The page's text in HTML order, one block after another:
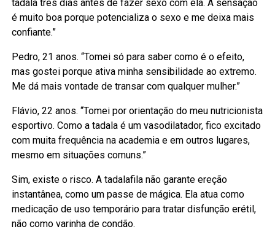
tadala três dias antes de fazer sexo com ela. A sensação
é muito boa porque potencializa o sexo e me deixa mais
confiante.”
Pedro, 21 anos. “Tomei só para saber como é o efeito,
mas gostei porque ativa minha sensibilidade ao extremo.
Me dá mais vontade de transar com qualquer mulher.”
Flávio, 22 anos. “Tomei por orientação do meu nutricionista
esportivo. Como a tadala é um vasodilatador, fico excitado
com muita frequência na academia e em outros lugares,
mesmo em situações comuns.”
Sim, existe o risco. A tadalafila não garante ereção
instantânea, como um passe de mágica. Ela atua como
medicação de uso temporário para tratar disfunção erétil,
não como varinha de condão.